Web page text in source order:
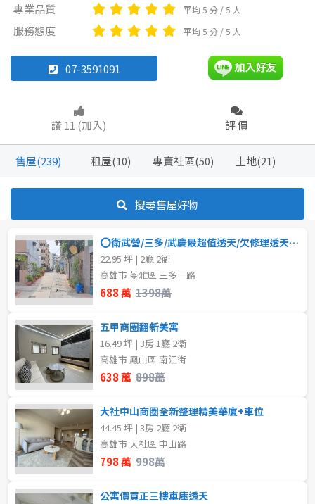
類型(可複選)
透天厝 樓中樓 店面
坪數
不拘
20坪以下
40~50 坪
60~70 坪
80坪以上
~
樓層
不拘
1樓 2樓
售價
類型(可複選)
廠房
不拘
20坪以下
20~30 坪 30~40 坪
80坪以上
~
樓層
不拘
1樓 3樓
4樓
~
專業品質
平均 5 分 / 5 人
服務態度 平均 5 分 / 5 人
07-3591091
讚 11 (加入) 評 價
售屋(239) 租屋(10) 專賣社區(50) 土地(21)
搜尋售屋好物
⭕衛武營/三多/武慶最超值透天/欠修理透天-售688萬 ⭕
22.95 坪 | 2廳 2衛
高雄市 苓雅區 三多一路
688 萬 1398萬
五甲商圈翻新美寓
16.49 坪 | 3房 1廳 2衛
高雄市 鳳山區 南江街
638 萬 898萬
大社中山商圈全新整理精美華廈+車位
44.45 坪 | 3房 2廳 2衛
高雄市 大社區 中山路
798 萬 998萬
公寓價買正三樓車庫透天